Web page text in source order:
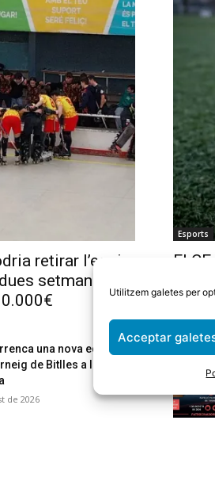
Utilitzem galetes per
Acceptar
retirar l’equip
setmanes no
Esports
El
Copa
4 d'agost
una nova edició
de Bitlles a la
de 2026